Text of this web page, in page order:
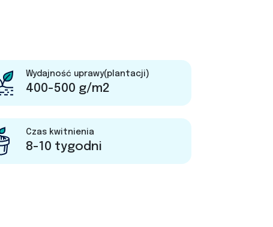
Wydajność uprawy(plantacji)
400-500 g/m2
Czas kwitnienia
8-10 tygodni